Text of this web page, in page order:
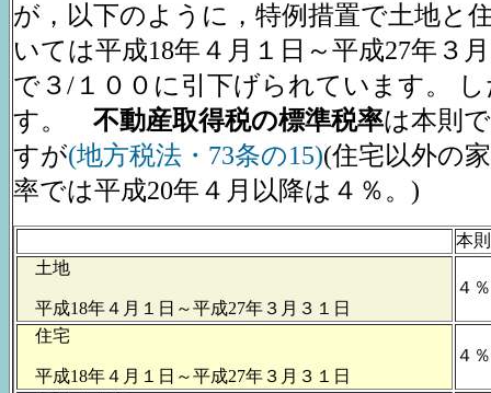
が，以下のように，特例措置で土地と
いては平成18年４月１日～平成27年３
で３/１００に引下げられています。
す。 不動産取得税の標準税率は本則
すが(地方税法・73条の15)(住宅以外の
率では平成20年４月以降は４％。)
本則
土地
平成18年４月１日～平成27年３月３１日
４％
住宅
平成18年４月１日～平成27年３月３１日
４％